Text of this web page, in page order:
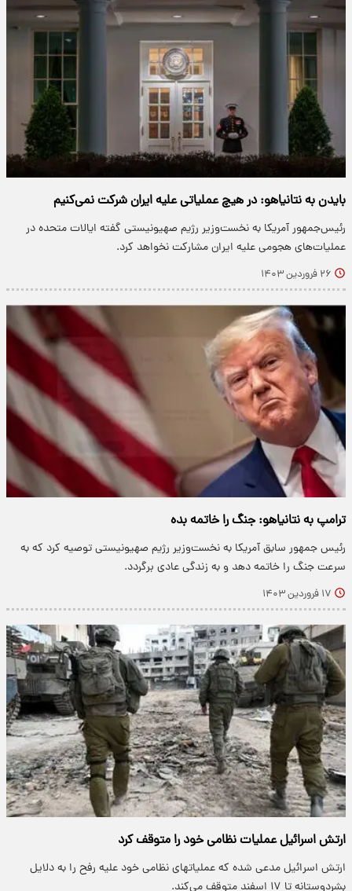
بایدن به نتانیاهو: در هیچ عملیاتی علیه ایران شرکت نمی‌کنیم
رئیس‌جمهور آمریکا به نخست‌وزیر رژیم صهیونیستی گفته ایالات متحده در
عملیات‌های هجومی علیه ایران مشارکت نخواهد کرد.
۲۶ فروردین ۱۴۰۳
ترامپ به نتانیاهو: جنگ را خاتمه بده
رئیس جمهور سابق آمریکا به نخست‌وزیر رژیم صهیونیستی توصیه کرد که به
سرعت جنگ را خاتمه دهد و به زندگی عادی برگردد.
۱۷ فروردین ۱۴۰۳
ارتش اسرائیل عملیات نظامی خود را متوقف کرد
ارتش اسرائیل مدعی شده که عملیاتهای نظامی خود علیه رفح را به دلایل
بشردوستانه تا ۱۷ اسفند متوقف می‌کند.